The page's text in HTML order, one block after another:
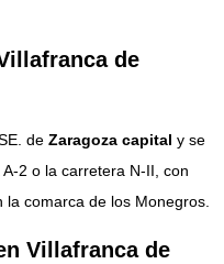
de
de Zaragoza capital y se
2 o la carretera N-II, con
comarca de los Monegros.
Villafranca de